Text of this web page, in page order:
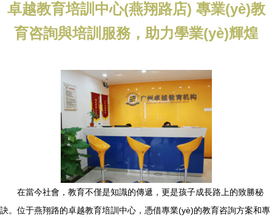
卓越教育培訓中心(燕翔路店) 專業(yè)教
育咨詢與培訓服務，助力學業(yè)輝煌
在當今社會，教育不僅是知識的傳遞，更是孩子成長路上的致勝秘
訣。位于燕翔路的卓越教育培訓中心，憑借專業(yè)的教育咨詢方案和專